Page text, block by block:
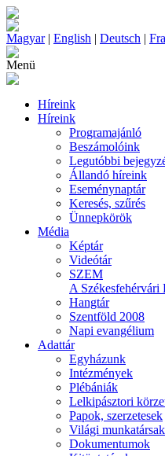
Magyar| English | Deutsch |
Menü
Híreink
Híreink
Programajánló
Beszámolóink
Legutóbbi
Állandó híreink
Eseménynaptár
Keresés, szűrés
Ünnepkörök
Média
Képtár
Videótár
SZEM
A Székesfehérvári
Hangtár
Szentföld 2008
Napi evangélium
Adattár
Egyházunk
Intézmények
Plébániák
Lelkipásztori
Papok, szerzetesek
Világi munkatársak
Dokumentumok